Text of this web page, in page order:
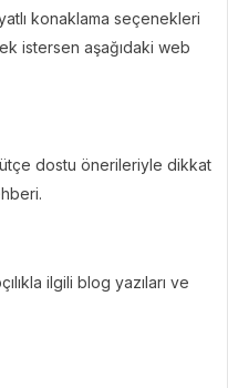
konaklama seçenekleri
istersen aşağıdaki web
dostu önerileriyle dikkat
ilgili blog yazıları ve